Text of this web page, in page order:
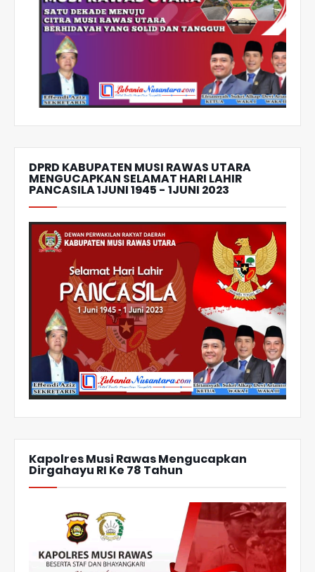
DPRD KABUPATEN MUSI RAWAS UTARA
MENGUCAPKAN SELAMAT HARI LAHIR
PANCASILA 1JUNI 1945 - 1JUNI 2023
Kapolres Musi Rawas Mengucapkan
Dirgahayu RI Ke 78 Tahun